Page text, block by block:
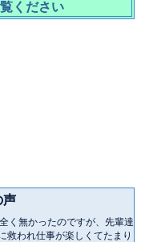
ください
声
く無かったのですが、先輩達
救われ仕事が楽しくてたまり